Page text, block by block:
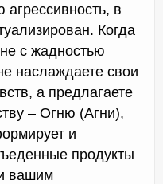
в
Когда
с жадностью
наслаждаете свои
а предлагаете
– Огню (Агни),
и
продукты
вашим